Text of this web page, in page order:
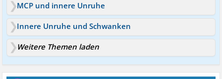
MCP und innere Unruhe
Innere Unruhe und Schwanken
Weitere Themen laden